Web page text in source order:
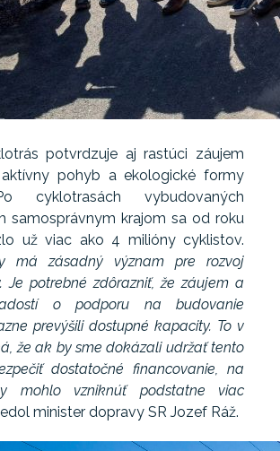
potvrdzuje aj rastúci záujem
pohyb a ekologické formy
cyklotrasách vybudovaných
samosprávnym krajom sa od roku
už viac ako 4 milióny cyklistov.
má zásadný význam pre rozvoj
Je potrebné zdôrazniť, že záujem a
o podporu na budovanie
prevýšili dostupné kapacity. To v
že ak by sme dokázali udržať tento
dostatočné financovanie, na
mohlo vzniknúť podstatne viac
minister dopravy SR Jozef Ráž.